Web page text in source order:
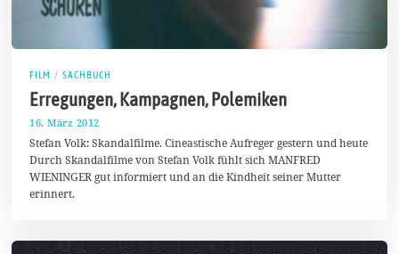
FILM / SACHBUCH
Erregungen, Kampagnen, Polemiken
16. März 2012
.
A
p
r
1
Stefan Volk: Skandalfilme. Cineastische Aufreger gestern und heute
Durch Skandalfilme von Stefan Volk fühlt sich MANFRED
WIENINGER gut informiert und an die Kindheit seiner Mutter
erinnert.